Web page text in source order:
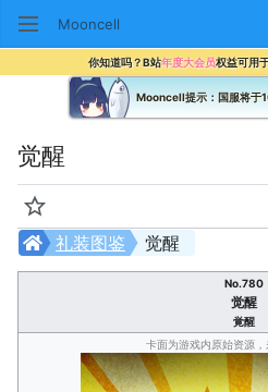
Mooncell
你知道吗？B站年度大会员权益可用
Mooncell提示：国服将于
觉醒
监视
觉醒
礼装图鉴
No.780
觉醒
覚醒
卡面为游戏内原始资源，